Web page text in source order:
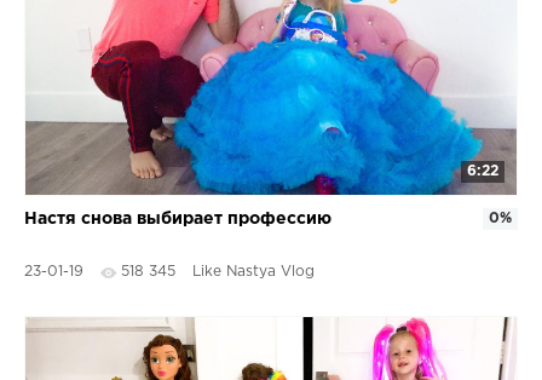
6:22
Настя снова выбирает профессию
23-01-19 518 345 Like Nastya Vlog
0%